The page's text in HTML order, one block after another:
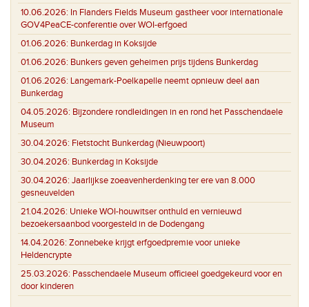
10.06.2026: In Flanders Fields Museum gastheer voor internationale
GOV4PeaCE-conferentie over WOI-erfgoed
01.06.2026: Bunkerdag in Koksijde
01.06.2026: Bunkers geven geheimen prijs tijdens Bunkerdag
01.06.2026: Langemark-Poelkapelle neemt opnieuw deel aan
Bunkerdag
04.05.2026: Bijzondere rondleidingen in en rond het Passchendaele
Museum
30.04.2026: Fietstocht Bunkerdag (Nieuwpoort)
30.04.2026: Bunkerdag in Koksijde
30.04.2026: Jaarlijkse zoeavenherdenking ter ere van 8.000
gesneuvelden
21.04.2026: Unieke WOI-houwitser onthuld en vernieuwd
bezoekersaanbod voorgesteld in de Dodengang
14.04.2026: Zonnebeke krijgt erfgoedpremie voor unieke
Heldencrypte
25.03.2026: Passchendaele Museum officieel goedgekeurd voor en
door kinderen